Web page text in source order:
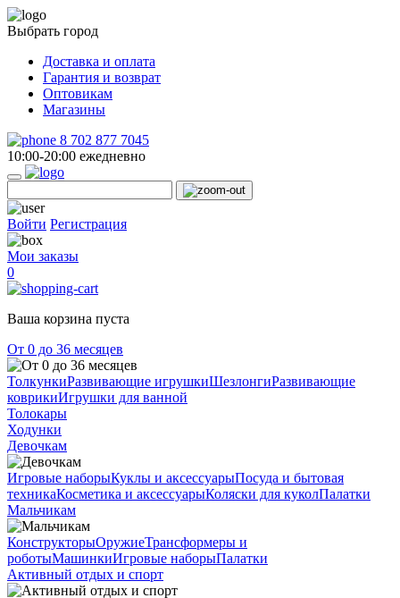
Выбрать город
Доставка и оплата
Гарантия и возврат
Оптовикам
Магазины
8 702 877 7045
10:00-20:00 ежедневно
Войти Регистрация
Мои заказы
0
Ваша корзина пуста
От 0 до 36 месяцев
ТолкункиРазвивающие игрушкиШезлонгиРазвивающие
коврикиИгрушки для ванной
Толокары
Ходунки
Девочкам
Игровые наборыКуклы и аксессуарыПосуда и бытовая
техникаКосметика и аксессуарыКоляски для куколПалатки
Мальчикам
КонструкторыОружиеТрансформеры и
роботыМашинкиИгровые наборыПалатки
Активный отдых и спорт